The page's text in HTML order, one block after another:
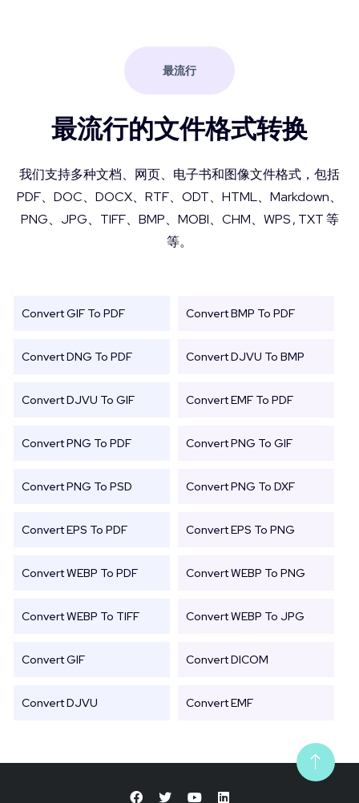
最流行
最流行的文件格式转换
我们支持多种文档、网页、电子书和图像文件格式，包括
PDF、DOC、DOCX、RTF、ODT、HTML、Markdown、
PNG、JPG、TIFF、BMP、MOBI、CHM、WPS , TXT 等
等。
Convert GIF To PDF Convert BMP To PDF
Convert DNG To PDF Convert DJVU To BMP
Convert DJVU To GIF Convert EMF To PDF
Convert PNG To PDF Convert PNG To GIF
Convert PNG To PSD Convert PNG To DXF
Convert EPS To PDF Convert EPS To PNG
Convert WEBP To PDF Convert WEBP To PNG
Convert WEBP To TIFF Convert WEBP To JPG
Convert GIF Convert DICOM
Convert DJVU Convert EMF